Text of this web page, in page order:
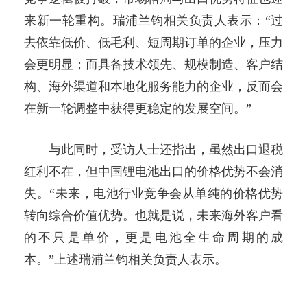
来新一轮重构。瑞浦兰钧相关负责人表示：“过
去依靠低价、低毛利、短周期订单的企业，压力
会更明显；而具备技术领先、规模制造、客户结
构、海外渠道和本地化服务能力的企业，反而会
在新一轮调整中获得更稳定的发展空间。”
与此同时，受访人士还指出，虽然出口退税
红利不在，但中国锂电池出口的价格优势不会消
失。“未来，电池行业竞争会从单纯的价格优势
转向综合价值优势。也就是说，未来海外客户看
的不只是单价，更是电池全生命周期的成
本。”上述瑞浦兰钧相关负责人表示。